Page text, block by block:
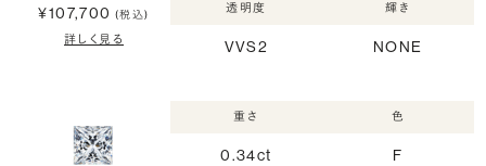
¥107,700 (税込)
詳しく見る
透明度
VVS2
輝き
NONE
重さ
0.34ct
色
F